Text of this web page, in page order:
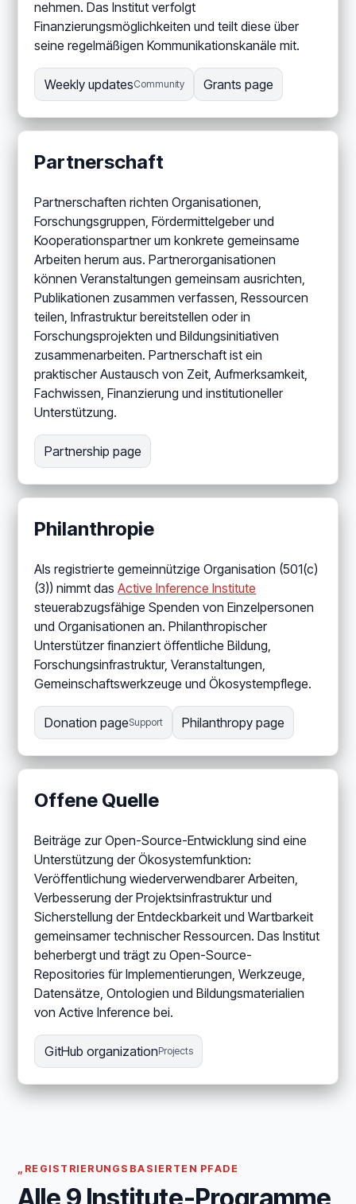
nehmen. Das Institut verfolgt
Finanzierungsmöglichkeiten und teilt diese über
seine regelmäßigen Kommunikationskanäle mit.
Weekly updatesCommunity Grants page
Partnerschaft
Partnerschaften richten Organisationen,
Forschungsgruppen, Fördermittelgeber und
Kooperationspartner um konkrete gemeinsame
Arbeiten herum aus. Partnerorganisationen
können Veranstaltungen gemeinsam ausrichten,
Publikationen zusammen verfassen, Ressourcen
teilen, Infrastruktur bereitstellen oder in
Forschungsprojekten und Bildungsinitiativen
zusammenarbeiten. Partnerschaft ist ein
praktischer Austausch von Zeit, Aufmerksamkeit,
Fachwissen, Finanzierung und institutioneller
Unterstützung.
Partnership page
Philanthropie
Als registrierte gemeinnützige Organisation (501(c)
(3)) nimmt dasActive Inference Institute
steuerabzugsfähige Spenden von Einzelpersonen
und Organisationen an. Philanthropischer
Unterstützer finanziert öffentliche Bildung,
Forschungsinfrastruktur, Veranstaltungen,
Gemeinschaftswerkzeuge und Ökosystempflege.
Donation pageSupport Philanthropy page
Offene Quelle
Beiträge zur Open-Source-Entwicklung sind eine
Unterstützung der Ökosystemfunktion:
Veröffentlichung wiederverwendbarer Arbeiten,
Verbesserung der Projektsinfrastruktur und
Sicherstellung der Entdeckbarkeit und Wartbarkeit
gemeinsamer technischer Ressourcen. Das Institut
beherbergt und trägt zu Open-Source-
Repositories für Implementierungen, Werkzeuge,
Datensätze, Ontologien und Bildungsmaterialien
von Active Inference bei.
GitHub organizationProjects
„REGISTRIERUNGSBASIERTEN PFADE